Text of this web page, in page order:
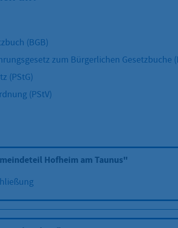
(BGB)
zum Bürgerlichen Gesetzbuche
(PStG)
(PStV)
Hofheim am Taunus"